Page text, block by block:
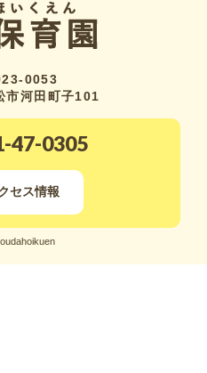
0053
市河田町子101
47-0305
セス情報